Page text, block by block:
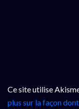
Ce site utilise
plus sur la façon